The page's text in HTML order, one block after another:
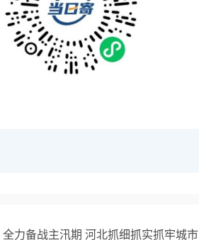
全力备战主汛期 河北抓细抓实抓牢城市